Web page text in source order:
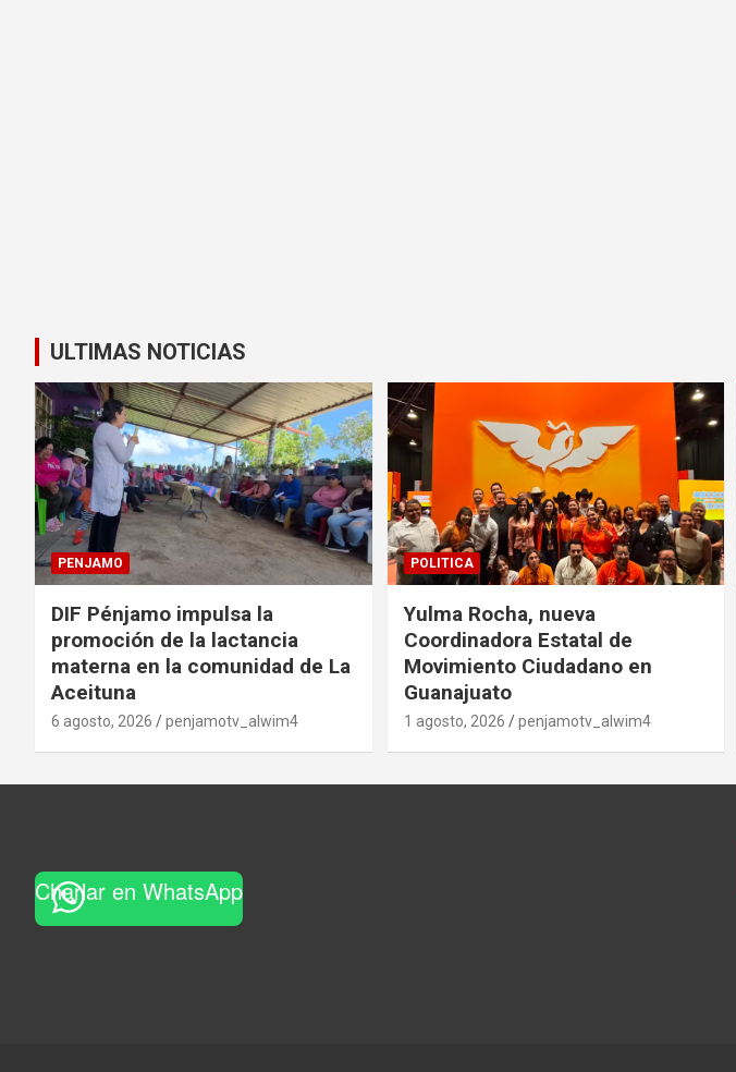
ULTIMAS NOTICIAS
PENJAMO
DIF Pénjamo impulsa la
promoción de la lactancia
materna en la comunidad de La
Aceituna
6 agosto, 2026 penjamotv_alwim4
POLITICA
Yulma Rocha, nueva
Coordinadora Estatal de
Movimiento Ciudadano en
Guanajuato
1 agosto, 2026 penjamotv_alwim4
Charlar en WhatsApp